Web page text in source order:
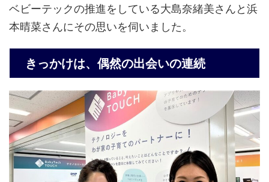
ベビーテックの推進をしている大島奈緒美さんと浜
本晴菜さんにその思いを伺いました。
きっかけは、偶然の出会いの連続